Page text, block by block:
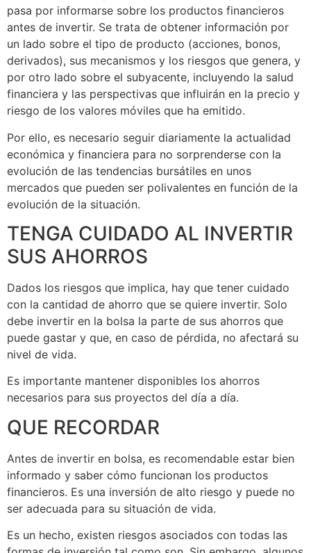
pasa por informarse sobre los productos financieros
antes de invertir. Se trata de obtener información por
un lado sobre el tipo de producto (acciones, bonos,
derivados), sus mecanismos y los riesgos que genera, y
por otro lado sobre el subyacente, incluyendo la salud
financiera y las perspectivas que influirán en la precio y
riesgo de los valores móviles que ha emitido.
Por ello, es necesario seguir diariamente la actualidad
económica y financiera para no sorprenderse con la
evolución de las tendencias bursátiles en unos
mercados que pueden ser polivalentes en función de la
evolución de la situación.
TENGA CUIDADO AL INVERTIR
SUS AHORROS
Dados los riesgos que implica, hay que tener cuidado
con la cantidad de ahorro que se quiere invertir. Solo
debe invertir en la bolsa la parte de sus ahorros que
puede gastar y que, en caso de pérdida, no afectará su
nivel de vida.
Es importante mantener disponibles los ahorros
necesarios para sus proyectos del día a día.
QUE RECORDAR
Antes de invertir en bolsa, es recomendable estar bien
informado y saber cómo funcionan los productos
financieros. Es una inversión de alto riesgo y puede no
ser adecuada para su situación de vida.
Es un hecho, existen riesgos asociados con todas las